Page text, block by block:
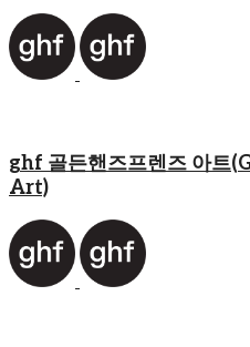
ghf 골든핸즈프렌즈 아트
Art)